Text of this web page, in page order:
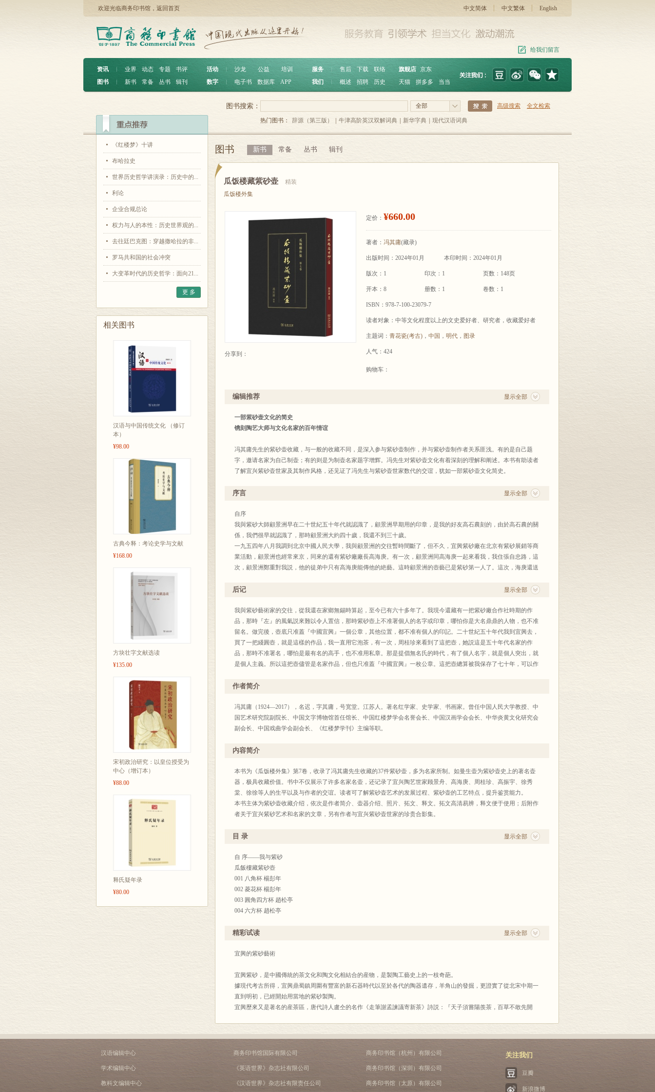
欢迎光临商务印书馆， 返回首页 中文简体 中文繁体 English
给我们留言
资讯 ︱ 业界 动态 专题
书评
图书
︱ 新书 常备 丛书 辑刊
活动 沙龙 公益
培训
数字
电子书 数据库 APP
服务 ︱ 售后 下载
联络
我们
概述 招聘 历史
旗舰店 京东
天猫
拼多多 当当
《红楼梦》十讲
布哈拉史
世界历史哲学讲演录：历史中的...
利论
企业合规总论
权力与人的本性：历史世界观的...
去往廷巴克图：穿越撒哈拉的非...
罗马共和国的社会冲突
大变革时代的历史哲学：面向21...
更 多
相关图书
汉语与中国传统文化 （修订
本）
¥98.00
古典今释：考论史学与文献
¥168.00
方块壮字文献选读
¥135.00
宋初政治研究：以皇位授受为
中心（增订本）
¥88.00
释氏疑年录
¥80.00
全部 高级搜索 全文检索
图书搜索：
热门图书： 辞源（第三版） 牛津高阶英汉双解词典 新华字典 现代汉语词典
图书 新书 常备 丛书 辑刊
瓜饭楼藏紫砂壶
精装
瓜饭楼外集
分享到：
定价： ¥660.00
著者： 冯其庸(藏录)
出版时间：2024年01月 本印时间：2024年01月
版次：1 印次：1 页数：148页
开本：8 册数：1 卷数：1
ISBN：978-7-100-23079-7
读者对象：中等文化程度以上的文史爱好者、研究者，收藏爱好者
主题词： 青花瓷(考古) ， 中国 ， 明代 ， 图录
人气：424
购物车：
显示全部
编辑推荐
一部紫砂壶文化的简史
镌刻陶艺大师与文化名家的百年情谊
冯其庸先生的紫砂壶收藏，与一般的收藏不同，是深入参与紫砂壶制作，并与紫砂壶制作者关系匪浅。有的是自己题
字，邀请名家为自己制壶；有的则是为制壶名家题字增辉。冯先生对紫砂壶文化有着深刻的理解和阐述。本书有助读者
了解宜兴紫砂壶世家及其制作风格，还见证了冯先生与紫砂壶世家数代的交谊，犹如一部紫砂壶文化简史。
显示全部
序言
自序
我與紫砂大師顧景洲早在二十世紀五十年代就認識了，顧景洲早期用的印章，是我的好友高石農刻的，由於高石農的關
係，我們很早就認識了，那時顧景洲大約四十歲，我還不到三十歲。
一九五四年八月我調到北京中國人民大學，我與顧景洲的交往暫時間斷了，但不久，宜興紫砂廠在北京有紫砂展銷等商
業活動，顧景洲也經常來京，同來的還有紫砂廠廠長高海庚。有一次，顧景洲同高海庚一起來看我，我住張自忠路，這
次，顧景洲鄭重對我説，他的徒弟中只有高海庚能傳他的絶藝。這時顧景洲的壺藝已是紫砂第一人了。這次，海庚還送
他做的壺。海庚爲人樸誠信厚，我們一見如故。之後，海庚又送我一把他夫人周桂珍做的小方壺，我纔知道他夫人也是
後來，我又認識了紫砂雕塑藝術大家徐秀棠。二十世紀七十年代到八十年代，我經常有機會到南方去，每去，我總要到
宜興丁山去看顧老和海庚。不幸海庚突然患心臟病去世了，這是紫砂藝術的一大損失，幸而他的紫砂藝術，也是顧老的
紫砂藝術，由他的夫人周桂珍繼承并發揚了。
那時，我每次去丁蜀鎮，都爲他們題紫砂壺，我是直接寫在壺上的，左手拿壺，右手執筆書寫，開始是爲周桂珍題壺，
後來被大家看見了，就都來要我題壺，幾乎一寫就是半天或一整天。因此我也得到了他們不少饋贈，桂珍還特意爲我做
了不少把壺。周桂珍現在已是紫砂藝術的『雙大師』，是顧景洲以後的第一人。
迹一樣。當然，他的更高成就是他的紫砂人物雕塑，那是開拓了紫砂雕塑的新天地，他是這一領域的創始人。在這之
藝術。秀棠也榮獲了『大師』的稱號。
紫砂上刻字的還有譚泉海，也是一流的功力，我寫的壺有一部分是他刻的。
宜興紫砂中的『花貨』，即摹寫果蔬之類實物形象的作品。當時年齡最大的作者是蔣蓉，與周桂珍同輩的是汪寅仙，蔣
顧景洲先生後來改名『景舟』，他創作極嚴，一年只做幾把壺，每把壺做完後要反復看幾個月，纔拿去燒製。所以，直
顧景舟大師以他的成就，成爲紫砂史上劃時代的人物。在此之前的紫砂壺，其藝術水準和製作的工細，從來未達到這樣
的高度。其内在原因是他更具有文化素質。他在早期常與吴湖帆交往，現在還有一把吴湖帆爲他題的壺。但這把壺，現
在看來，比他晚年的創作又有些差距了。
喜歡紫砂的人都推崇陳曼生的壺，其實陳曼生并不會製壺，他只是題字。他題字的壺大都是楊彭年做的，而楊彭年的壺
藝并不是絶頂的。我有一把曼生壺，顧老晚年來京時鑒定過，他説這把曼生壺藝術極高，絶不是楊彭年做的。
做了一把壺，我用來泡茶，無意之間，拿起壺蓋，把一壺茶都提起來了，我萬萬没有想到這把壺的精密程度會達到如此
可證周桂珍的壺藝早已達到古人最高的標準。我把這個情况告訴周桂珍，她説她做好了壺，自己覺得滿意了，燒好後就
給人了，自己没用過，也就不知道有這個效果了。
我的藏品中，有幾把是高振宇做的，特别是那把大匏瓜壺，靈動而書卷氣，儒雅大方，真正表現了紫砂本身的文化素
質。這是我藏的紫砂三大件之一。
我的紫砂藏品中，最奪人眼目的是秀棠大師給我做的紫砂大畫筒，口徑約三十多厘米，形如竹筒，在紫砂藝術中，這恐
怕是空前的杰作，我把它視同拱璧。
我平生的紫砂交游，都印刻在這些藝術品上，這都是傳世之作，因此我的紫砂情誼也會隨着這些名器傳之久遠。
攝影可以妙合無間，故特爲奉告讀者。
显示全部
后记
我與紫砂藝術家的交往，從我還在家鄉無錫時算起，至今已有六十多年了。我現今還藏有一把紫砂廠合作社時期的作
品，那時『左』的風氣説來難以令人置信，那時紫砂壺上不准署個人的名字或印章，哪怕你是大名鼎鼎的人物，也不准
留名。做完後，壺底只准蓋『中國宜興』一個公章，其他位置，都不准有個人的印記。二十世紀五十年代我到宜興去，
買了一把綫圓壺，就是這樣的作品，我一直用它泡茶，有一次，周桂珍來看到了這把壺，她説這是五十年代名家的作
品，那時不准署名，哪怕是最有名的高手，也不准用私章。那是提倡無名氏的時代，有了個人名字，就是個人突出，就
是個人主義。所以這把壺儘管是名家作品，但也只准蓋『中國宜興』一枚公章。這把壺總算被我保存了七十年，可以作
這本書裏收的一些紫砂名作，還有一些要向讀者説明的，我那把曼生壺，壺蓋上的款爲『維松』。顧景舟曾説過，這把
顧老的意思是説這是另一位比楊彭年水平更高的人爲陳曼生做的。但『維松』是何人，我一直未能考查出來。
我另有一把綫圓壺，是汪寶根的杰作。據説汪寶根製壺，自守極嚴，凡做得不滿意的，寧可把它毁了，也不讓傳世。我
藏的這把壺，曾經名家品評，均推爲典範之作。還有一把馮桂林的菱花壺，其花瓣上下綫條準確，無絲毫差錯。最近，
上下綫條只是一根綫，分不出上下截。這種手工的絶藝，允稱絶活，所以我一直珍藏着它。
藏，一把爲我收藏。當時正值我於一九八四年十二月末，奉國務院外交部、文化部之特派，去蘇聯列寧格勒（今稱聖彼
得堡）鑒定《石頭記》抄本，擔任專家組組長和中方發言人，蘇聯的《石頭記》抄本經過我們鑒定後，由我代表鑒定組
做了結論性的發言，肯定了這個抄本，因此與蘇方達成了聯合出書協議。李一氓先生是全面策成此事者，蘇、我兩方聯
合出書協議的簽訂，實際上是重開了中蘇政治對話的新局面。李一氓先生爲此大喜，寫詩贈我和李侃、周汝昌（後二位
是小組成
里識家門。老夫無意評脂硯，先告西山黄葉村。』我收到李老給我親筆手書的詩稿後，立即次其原韵，敬賀一首。詩
生也是多情者，白酒三杯吊舊村。』此詩隨即抄奉李一氓先生。這時，恰好周桂珍製成此特大曼生提梁，而且兩把已定
出，我正在此時到宜興，幸運地得了最後一把。我立即把我奉和李一氓老的上述七律，寫在了壺上，由秀棠爲我刻寫。
此事一時傳爲紫砂佳話。實際上這壺上還銘刻着一段當時中蘇復交的友好史話。
這把壺在京展出過，凡見到的人，無不高度稱贊周桂珍的壺藝和徐秀棠的刻工。以上一段特殊内情，我從未公布過。今
已事過三十年，李一氓老及其他兩位俱已作古，就連當時蘇方主要參加談判的李福清、孟列夫也已作古。我趁此書之
出，特將這一段紫砂佳話公之於衆，藉以懷念故去的諸友和李一氓老。
所作。所以，特此説明并致謝。
作者简介
冯其庸（1924—2017），名迟，字其庸，号宽堂。江苏人。著名红学家、史学家、书画家。曾任中国人民大学教授、中
国艺术研究院副院长、中国文字博物馆首任馆长、中国红楼梦学会名誉会长、中国汉画学会会长、中华炎黄文化研究会
副会长、中国戏曲学会副会长、《红楼梦学刊》主编等职。
内容简介
本书为《瓜饭楼外集》第7卷，收录了冯其庸先生收藏的37件紫砂壶，多为名家所制。如曼生壶为紫砂壶史上的著名壶
器，极具收藏价值。书中不仅展示了许多名家名壶，还记录了宜兴陶艺世家顾景舟、高海庚、周桂珍、高振宇、徐秀
棠、徐徐等人的生平以及与作者的交谊。读者可了解紫砂壶艺术的发展过程、紫砂壶的工艺特点，提升鉴赏能力。
本书主体为紫砂壶收藏介绍，依次是作者简介、壶器介绍、照片、拓文、释文。拓文高清易辨，释文便于使用；后附作
者关于宜兴紫砂艺术和名家的文章，另有作者与宜兴紫砂壶世家的珍贵合影集。
显示全部
目 录
自 序——我与紫砂
瓜飯樓藏紫砂壺
001 八角杯 楊彭年
002 菱花杯 楊彭年
003 圓角四方杯 趙松亭
004 六方杯 趙松亭
006 曼生銘高虚扁壺 維 松
008 菱花綫圓壺 馮桂林
010 傳爐壺 文 耀
011 綫圓壺
012 集玉壺 高海庚
013 追月壺 高海庚
016 大彬如意壺 周桂珍
017 聯璧壺 周桂珍
019 梅花提梁壺 周桂珍
020 掇球壺 周桂珍
显示全部
精彩试读
宜興的紫砂藝術
宜興紫砂，是中國傳統的茶文化和陶文化相結合的産物，是製陶工藝史上的一枝奇葩。
據現代考古所得，宜興鼎蜀鎮周圍有豐富的新石器時代以至於各代的陶器遺存，羊角山的發掘，更證實了從北宋中期一
直到明初，已經開始用當地的紫砂製陶。
宜興歷來又是著名的産茶區，唐代詩人盧仝的名作《走筆謝孟諫議寄新茶》詩説：『天子須嘗陽羨茶，百草不敢先開
三碗搜枯腸，唯有文字五千卷。
四碗發輕汗，平生不平事，盡向毛孔散。
七碗吃不得也，唯覺兩腋習習清風生。
這一段文字，已成爲描寫飲茶的千古名句，殊不知它恰好是描寫飲陽羨茶的，由此可見陽羨茶聲名之高。
汉语编辑中心
学术编辑中心
教科文编辑中心
商务印书馆国际有限公司
《英语世界》杂志社有限公司
《汉语世界》杂志社有限责任公司
商务印书馆（杭州）有限公司
商务印书馆（深圳）有限公司
商务印书馆（太原）有限公司
关注我们
豆瓣
新浪微博